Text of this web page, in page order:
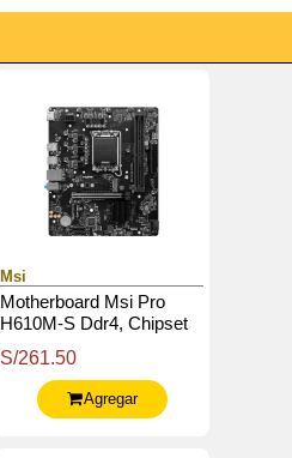
Msi
Motherboard Msi Pro
H610M-S Ddr4, Chipset
Matx
S/261.50
Agregar